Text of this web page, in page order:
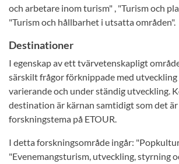
och arbetare inom turism" , "Turism och
"Turism och hållbarhet i utsatta områden".
Destinationer
I egenskap av ett tvärvetenskapligt
särskilt frågor förknippade med
varierande och under ständig utveckling.
destination är kärnan samtidigt som det
forskningstema på ETOUR.
I detta forskningsområde ingår:
"Evenemangsturism, utveckling, styrning